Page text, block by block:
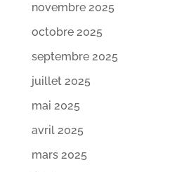
novembre 2025
octobre 2025
septembre 2025
juillet 2025
mai 2025
avril 2025
mars 2025